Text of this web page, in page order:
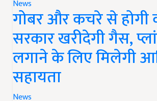
News
गोबर और कचरे से होगी
सरकार खरीदेगी गैस,
लगाने के लिए मिलेगी
सहायता
News